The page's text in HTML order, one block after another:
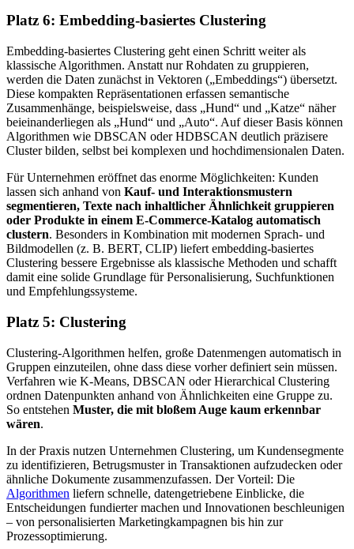
Platz 6: Embedding-basiertes Clustering
Embedding-basiertes Clustering geht einen Schritt weiter als
klassische Algorithmen. Anstatt nur Rohdaten zu gruppieren,
werden die Daten zunächst in Vektoren („Embeddings“) übersetzt.
Diese kompakten Repräsentationen erfassen semantische
Zusammenhänge, beispielsweise, dass „Hund“ und „Katze“ näher
beieinanderliegen als „Hund“ und „Auto“. Auf dieser Basis können
Algorithmen wie DBSCAN oder HDBSCAN deutlich präzisere
Cluster bilden, selbst bei komplexen und hochdimensionalen Daten.
Für Unternehmen eröffnet das enorme Möglichkeiten: Kunden
lassen sich anhand von Kauf- und Interaktionsmustern
segmentieren, Texte nach inhaltlicher Ähnlichkeit gruppieren
oder Produkte in einem E-Commerce-Katalog automatisch
clustern. Besonders in Kombination mit modernen Sprach- und
Bildmodellen (z. B. BERT, CLIP) liefert embedding-basiertes
Clustering bessere Ergebnisse als klassische Methoden und schafft
damit eine solide Grundlage für Personalisierung, Suchfunktionen
und Empfehlungssysteme.
Platz 5: Clustering
Clustering-Algorithmen helfen, große Datenmengen automatisch in
Gruppen einzuteilen, ohne dass diese vorher definiert sein müssen.
Verfahren wie K-Means, DBSCAN oder Hierarchical Clustering
ordnen Datenpunkten anhand von Ähnlichkeiten eine Gruppe zu.
So entstehen Muster, die mit bloßem Auge kaum erkennbar
wären.
In der Praxis nutzen Unternehmen Clustering, um Kundensegmente
zu identifizieren, Betrugsmuster in Transaktionen aufzudecken oder
ähnliche Dokumente zusammenzufassen. Der Vorteil: Die
Algorithmen liefern schnelle, datengetriebene Einblicke, die
Entscheidungen fundierter machen und Innovationen beschleunigen
– von personalisierten Marketingkampagnen bis hin zur
Prozessoptimierung.